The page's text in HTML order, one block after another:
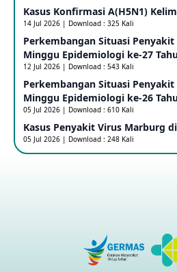
Penetapan Outbreak Penyakit
Uganda Sebagai PHEIC
Outbreak Penyakti Ebola di
16
Kasus Konfirmasi A(H5NN6) di
Penyakit virus Hanta di Kapal
Kasus Konfirmasi A(H5N1)
14 Jul 2026 | Download : 325 Kali
Perkembangan Situasi
Minggu Epidemiologi ke-27
12 Jul 2026 | Download : 543 Kali
Perkembangan Situasi
Minggu Epidemiologi ke-26
05 Jul 2026 | Download : 610 Kali
Kasus Penyakit Virus Marburg
05 Jul 2026 | Download : 248 Kali